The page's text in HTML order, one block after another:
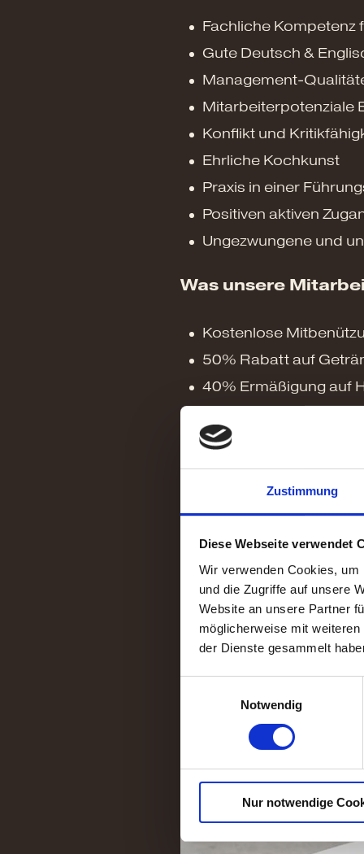
Zustimmung
Diese Webseite verwendet
Wir verwenden Cookies,
und die Zugriffe auf unsere
Website an unsere Partner
möglicherweise mit
der Dienste gesammelt
g
Notwendig
Nur notwendige
Fachliche Kompetenz
Gute Deutsch &
Management-
Mitarbeiterpotenziale
Konflikt und
Ehrliche Kochkunst
Praxis in einer
Positiven aktiven
Ungezwungene und
Was unsere
Kostenlose
50% Rabatt auf
40% Ermäßigung auf
Einzelzimmer und
& ein tolles Team
JETZT